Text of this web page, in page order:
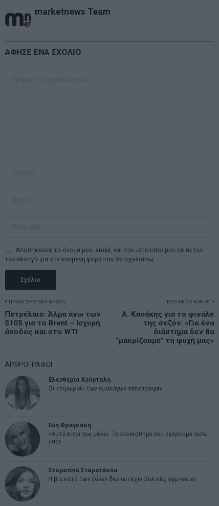
marketnews Team
ΑΦΗΣΕ ΕΝΑ ΣΧΟΛΙΟ
Αποθήκευσε το όνομά μου, email, και τον ιστότοπο μου σε αυτόν
τον πλοηγό για την επόμενη φορά που θα σχολιάσω.
Πλοήγηση
άρθρων
ΠΡΟΗΓΟΥΜΕΝΟ ΑΡΘΡΟ
Previous
post:
Πετρέλαιο: Άλμα άνω των
$105 για το Brent – Ισχυρή
άνοδος και στο WTI
ΕΠΟΜΕΝΟ ΑΡΘΡΟ
Α. Κανάκης για το φινάλε
της σεζόν: «Για ένα
διάστημα δεν θα
“μαυρίζουμε” τη ψυχή μας»
ΑΡΘΡΟΓΡΑΦΟΙ
Ελευθερία Κούρταλη
Οι «τιμωροί» των ομολόγων επέστρεψαν
Εύη Φραγκάκη
«Αυτό είναι που μένει. Το συναίσθημα που αφήνουμε πίσω
μας»
Σταματίνα Σταματάκου
Η βία κατά των ζώων δεν αντέχει βολικές ερμηνείες